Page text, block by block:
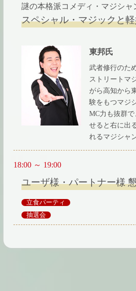
謎の本格派コメディ・マジシャ
スペシャル・マジックと
東邦氏
武者修⾏のた
ストリートマ
がら⾼知から
験をもつマジ
MC⼒も抜群
せると右に出
れるマジシャ
18:00 ～ 19:00
ユーザ様・パートナー様
立食パーティ
抽選会